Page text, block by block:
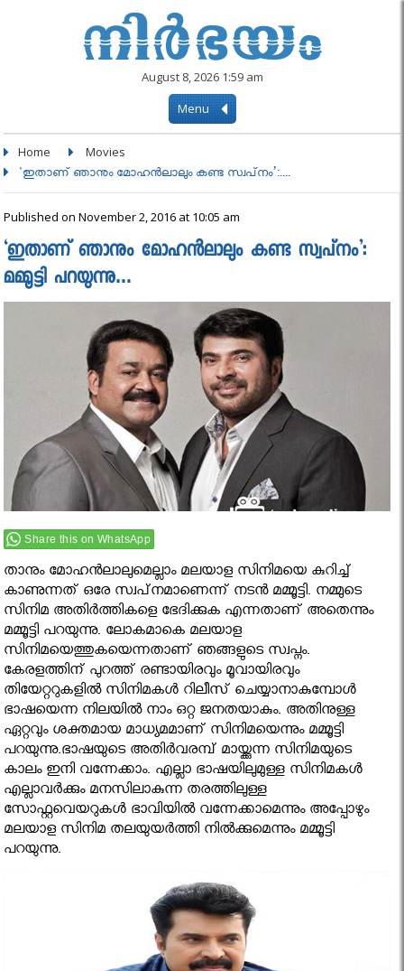
August 8, 2026 1:59 am
Menu
Home Movies
'ഇതാണ് ഞാനും മോഹന്‍ലാലും കണ്ട സ്വപ്‌നം’:....
Published on November 2, 2016 at 10:05 am
‘ഇതാണ് ഞാനും മോഹന്‍ലാലും കണ്ട സ്വപ്‌നം’:
മമ്മൂട്ടി പറയുന്നു…
Share this on WhatsApp
താനും മോഹന്‍ലാലുമെല്ലാം മലയാള സിനിമയെ കുറിച്ച്
കാണുന്നത് ഒരേ സ്വപ്‌നമാണെന്ന് നടന്‍ മമ്മൂട്ടി. നമ്മുടെ
സിനിമ അതിര്‍ത്തികളെ ഭേദിക്കുക എന്നതാണ് അതെന്നും
മമ്മൂട്ടി പറയുന്നു. ലോകമാകെ മലയാള
സിനിമയെത്തുകയെന്നതാണ് ഞങ്ങളുടെ സ്വപ്നം.
കേരളത്തിന് പുറത്ത് രണ്ടായിരവും മൂവായിരവും
തിയേറ്ററുകളില്‍ സിനിമകള്‍ റിലീസ് ചെയ്യാനാകുമ്പോള്‍
ഭാഷയെന്ന നിലയില്‍ നാം ഒറ്റ ജനതയാകും. അതിനുള്ള
ഏറ്റവും ശക്തമായ മാധ്യമമാണ് സിനിമയെന്നും മമ്മൂട്ടി
പറയുന്നു.ഭാഷയുടെ അതിര്‍വരമ്പ് മായ്ക്കുന്ന സിനിമയുടെ
കാലം ഇനി വന്നേക്കാം. എല്ലാ ഭാഷയിലുമുള്ള സിനിമകള്‍
എല്ലാവര്‍ക്കും മനസിലാകുന്ന തരത്തിലുള്ള
സോഫ്റ്റവെയറുകള്‍ ഭാവിയില്‍ വന്നേക്കാമെന്നും അപ്പോഴും
മലയാള സിനിമ തലയുയര്‍ത്തി നില്‍ക്കുമെന്നും മമ്മൂട്ടി
പറയുന്നു.